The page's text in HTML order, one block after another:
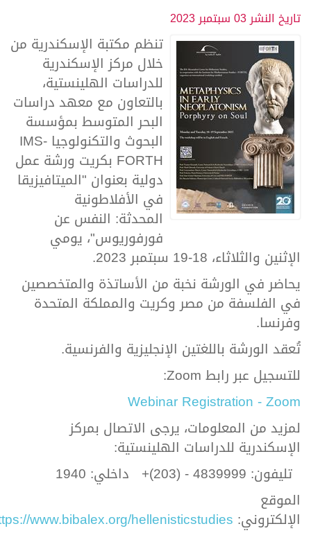
تاريخ النشر03 سبتمبر 2023
تنظم مكتبة الإسكندرية من
خلال مركز الإسكندرية
للدراسات الهلينستية،
بالتعاون مع معهد دراسات
البحر المتوسط بمؤسسة
البحوث والتكنولوجيا IMS-
FORTH بكريت ورشة عمل
دولية بعنوان "الميتافيزيقا
في الأفلاطونية
المحدثة: النفس عن
فورفوريوس"، يومي
الإثنين والثلاثاء، 18-19 سبتمبر 2023.
يحاضر في الورشة نخبة من الأساتذة والمتخصصين
في الفلسفة من مصر وكريت والمملكة المتحدة
وفرنسا.
تُعقد الورشة باللغتين الإنجليزية والفرنسية.
للتسجيل عبر رابط Zoom:
Webinar Registration - Zoom
لمزيد من المعلومات، يرجى الاتصال بمركز
الإسكندرية للدراسات الهلينستية:
تليفون: 4839999 - (203)+ داخلي: 1940
الموقع
الإلكتروني:https://www.bibalex.org/hellenisticstudies